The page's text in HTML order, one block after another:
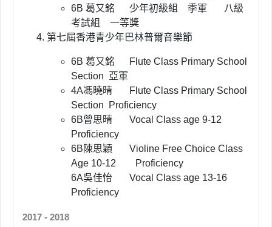
6B 葛又銘 少年初級組 季軍 八級
考試組 一等獎
第七屆香港青少年巴林普爾音樂節
6B 葛又銘 Flute Class Primary School
Section 亞軍
4A馮曉晴 Flute Class Primary School
Section Proficiency
6B曾思晴 Vocal Class age 9-12
Proficiency
6B陳思穎 Violine Free Choice Class
Age 10-12 Proficiency
6A吳佳怡 Vocal Class age 13-16
Proficiency
2017 - 2018